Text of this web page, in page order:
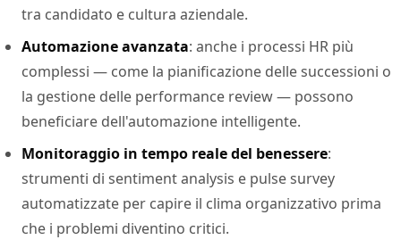
tra candidato e cultura aziendale.
Automazione avanzata: anche i processi HR più
complessi — come la pianificazione delle successioni o
la gestione delle performance review — possono
beneficiare dell'automazione intelligente.
Monitoraggio in tempo reale del benessere:
strumenti di sentiment analysis e pulse survey
automatizzate per capire il clima organizzativo prima
che i problemi diventino critici.